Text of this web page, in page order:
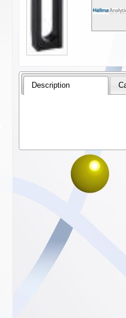
Description